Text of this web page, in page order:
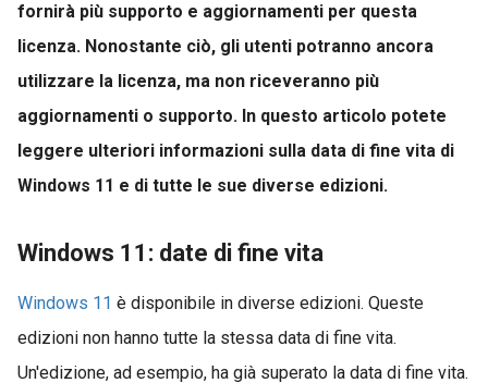
fornirà più supporto e aggiornamenti per questa
licenza. Nonostante ciò, gli utenti potranno ancora
utilizzare la licenza, ma non riceveranno più
aggiornamenti o supporto. In questo articolo potete
leggere ulteriori informazioni sulla data di fine vita di
Windows 11 e di tutte le sue diverse edizioni.
Windows 11: date di fine vita
Windows 11 è disponibile in diverse edizioni. Queste
edizioni non hanno tutte la stessa data di fine vita.
Un'edizione, ad esempio, ha già superato la data di fine vita.